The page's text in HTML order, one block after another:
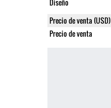
Diseño
Precio de venta (USD)
Precio de venta